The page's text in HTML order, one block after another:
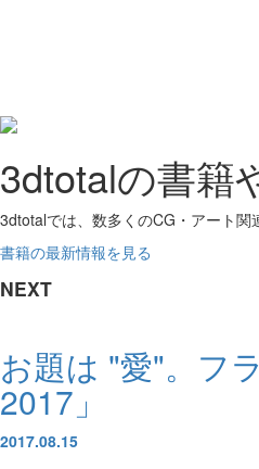
3dtotalの書籍
3dtotalでは、数多くのCG・アート関
書籍の最新情報を見る
NEXT
お題は "愛"。フ
2017」
2017.08.15